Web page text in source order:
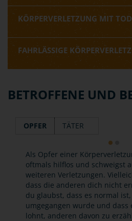
KÖRPERVERLETZUNG MIT
FAHRLÄSSIGE
BETROFFENE UND
OPFER TÄTER
Als Opfer einer
oftmals hilflos und schweigst
weiteren Verletzungen.
dass die anderen dich nicht
du glaubst, dass es normal
umgegangen wurde und dass
lohnt, anderen davon zu